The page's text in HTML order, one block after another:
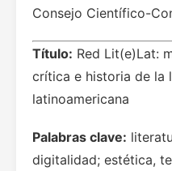
Consejo Científico-
Título: Red Lit(e)Lat:
crítica e historia de la
latinoamericana
Palabras clave:
digitalidad; estética,